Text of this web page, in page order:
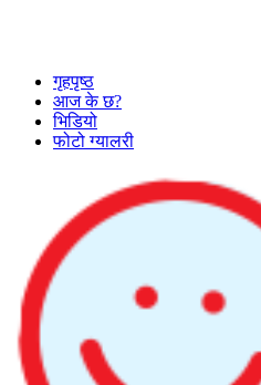
गृहपृष्ठ
आज के छ?
भिडियो
फोटो ग्यालरी